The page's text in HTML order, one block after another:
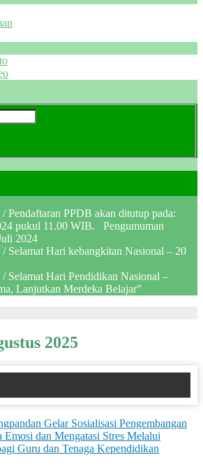
/ Pendaftaran PPDB akan ditutup pada:
pukul 11.00 WIB. Pengumuman
2024
/ Selamat Hari kebangkitan Nasional – 20
/ Selamat Hari Pendidikan Nasional –
Lanjutkan Merdeka Belajar”
2025